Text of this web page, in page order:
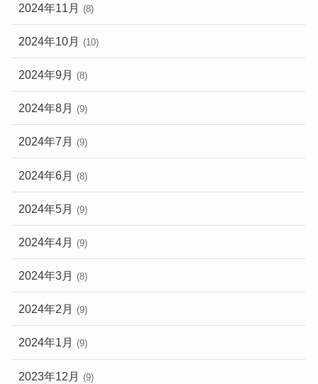
2024年11月 (8)
2024年10月 (10)
2024年9月 (8)
2024年8月 (9)
2024年7月 (9)
2024年6月 (8)
2024年5月 (9)
2024年4月 (9)
2024年3月 (8)
2024年2月 (9)
2024年1月 (9)
2023年12月 (9)